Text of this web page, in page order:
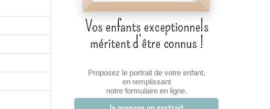
Proposez le portrait de votre enfant,
en remplissant
notre formulaire en ligne.